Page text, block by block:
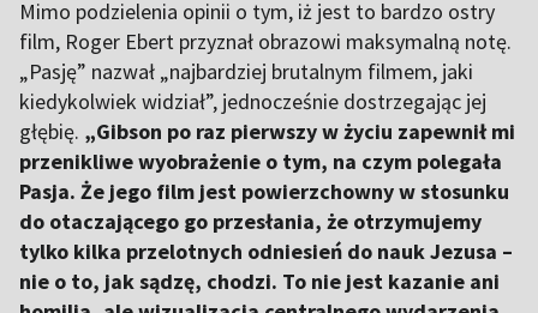
Mimo podzielenia opinii o tym, iż jest to bardzo ostry
film, Roger Ebert przyznał obrazowi maksymalną notę.
„Pasję” nazwał „najbardziej brutalnym filmem, jaki
kiedykolwiek widział”, jednocześnie dostrzegając jej
głębię. „Gibson po raz pierwszy w życiu zapewnił mi
przenikliwe wyobrażenie o tym, na czym polegała
Pasja. Że jego film jest powierzchowny w stosunku
do otaczającego go przesłania, że otrzymujemy
tylko kilka przelotnych odniesień do nauk Jezusa –
nie o to, jak sądzę, chodzi. To nie jest kazanie ani